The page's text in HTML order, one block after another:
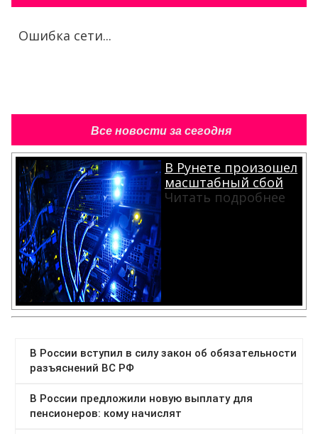
Ошибка сети...
Все новости за сегодня
В Рунете произошел
масштабный сбой
Читать подробнее